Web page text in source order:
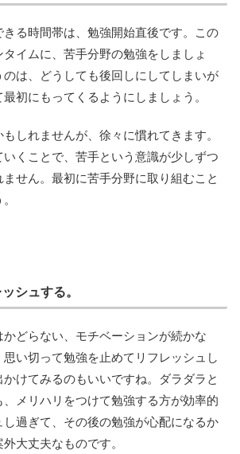
る時間帯は、勉強開始直後です。この
イムに、苦手分野の勉強をしましょ
のは、どうしても後回しにしてしまいが
初にもってくるようにしましょう。
しれませんが、徐々に慣れてきます。
くことで、苦手という意識が少しずつ
せん。最初に苦手分野に取り組むこと
シュする。
かどらない、モチベーションが続かな
い切って勉強を止めてリフレッシュし
かけてみるのもいいですね。ダラダラと
メリハリをつけて勉強する方が効率的
過ぎて、その後の勉強が心配になるか
大丈夫なものです。